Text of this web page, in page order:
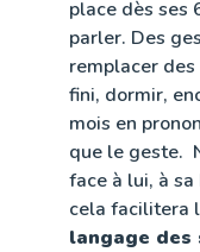
place dès ses
parler. Des
remplacer
fini, dormir,
mois en
que le geste.
face à lui, à
cela facilitera
langage des